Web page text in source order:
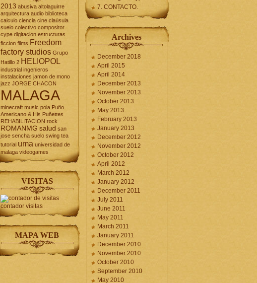
2013 abusiva altolaguirre
arquitectura audio biblioteca
calculo ciencia cine claúsula
suelo colectivo compositor
cype digitacion estructuras
ficcion films Freedom
factory studios Grupo
Hatillo 2 HELIOPOL
industrial ingenieros
instalaciones jamon de mono
jazz JORGE CHACON
MALAGA
minecraft music pola Puño
Americano & His Puñettes
REHABILITACION rock
ROMANMG salud san
jose sencha suelo swing tea
tutorial uma universidad de
malaga videogames
VISITAS
contador visitas
MAPA WEB
7. CONTACTO.
Archives
December 2018
April 2015
April 2014
December 2013
November 2013
October 2013
May 2013
February 2013
January 2013
December 2012
November 2012
October 2012
April 2012
March 2012
January 2012
December 2011
July 2011
June 2011
May 2011
March 2011
January 2011
December 2010
November 2010
October 2010
September 2010
May 2010